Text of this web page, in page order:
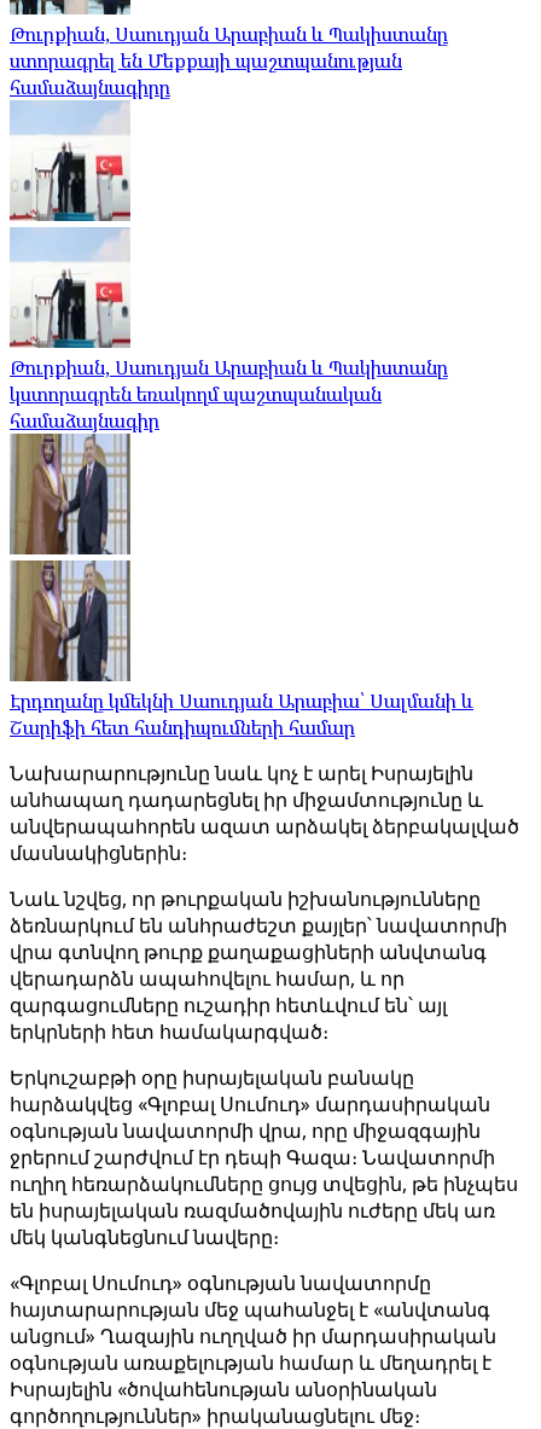
Թուրքիան, Սաուդյան Արաբիան և Պակիստանը
ստորագրել են Մեքքայի պաշտպանության
համաձայնագիրը
Թուրքիան, Սաուդյան Արաբիան և Պակիստանը
կստորագրեն եռակողմ պաշտպանական
համաձայնագիր
Էրդողանը կմեկնի Սաուդյան Արաբիա՝ Սալմանի և
Շարիֆի հետ հանդիպումների համար
Նախարարությունը նաև կոչ է արել Իսրայելին
անհապաղ դադարեցնել իր միջամտությունը և
անվերապահորեն ազատ արձակել ձերբակալված
մասնակիցներին։
Նաև նշվեց, որ թուրքական իշխանությունները
ձեռնարկում են անհրաժեշտ քայլեր՝ նավատորմի
վրա գտնվող թուրք քաղաքացիների անվտանգ
վերադարձն ապահովելու համար, և որ
զարգացումները ուշադիր հետևվում են՝ այլ
երկրների հետ համակարգված։
Երկուշաբթի օրը իսրայելական բանակը
հարձակվեց «Գլոբալ Սումուդ» մարդասիրական
օգնության նավատորմի վրա, որը միջազգային
ջրերում շարժվում էր դեպի Գազա։ Նավատորմի
ուղիղ հեռարձակումները ցույց տվեցին, թե ինչպես
են իսրայելական ռազմածովային ուժերը մեկ առ
մեկ կանգնեցնում նավերը։
«Գլոբալ Սումուդ» օգնության նավատորմը
հայտարարության մեջ պահանջել է «անվտանգ
անցում» Ղազային ուղղված իր մարդասիրական
օգնության առաքելության համար և մեղադրել է
Իսրայելին «ծովահենության անօրինական
գործողություններ» իրականացնելու մեջ։